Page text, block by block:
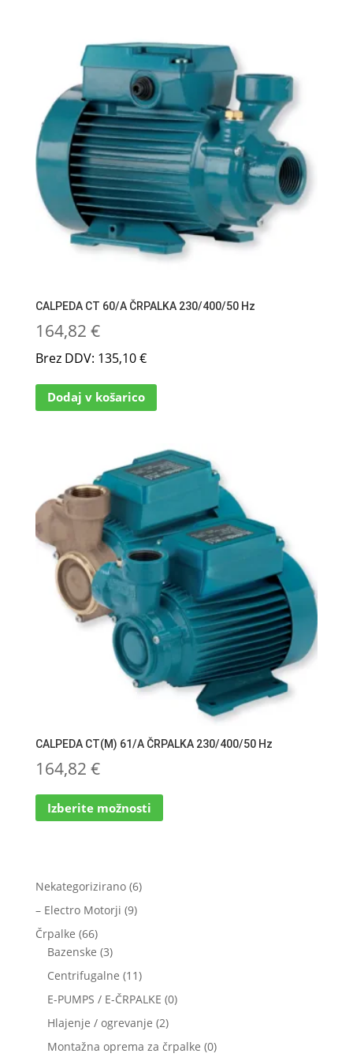
CALPEDA CT 60/A ČRPALKA 230/400/50 Hz
164,82 €
Brez DDV: 135,10€
Dodaj v košarico
CALPEDA CT(M) 61/A ČRPALKA 230/400/50 Hz
164,82 €
Izberite možnosti
Ta
Nekategorizirano 66
– Electro Motorji 99
Črpalke 6666
izdelkov
Bazenske 33
izdelki
Centrifugalne 1111
izdelkov
E-PUMPS / E-ČRPALKE 00
Hlajenje / ogrevanje 22
izdelka
Montažna oprema za črpalke 00